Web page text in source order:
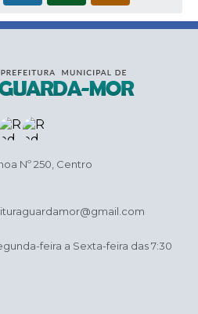
Nº 250, Centro
feira a Sexta-feira das 7:30